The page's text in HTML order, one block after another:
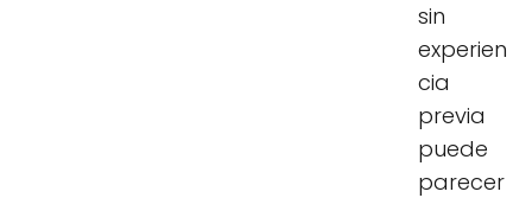
sin
experien
cia
previa
puede
parecer